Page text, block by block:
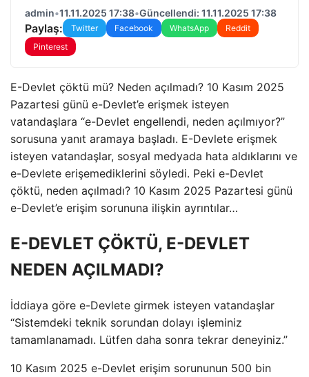
admin•11.11.2025 17:38•Güncellendi: 11.11.2025 17:38
Paylaş: Twitter Facebook WhatsApp
Reddit
Pinterest
E-Devlet çöktü mü? Neden açılmadı? 10 Kasım 2025
Pazartesi günü e-Devlet’e erişmek isteyen
vatandaşlara “e-Devlet engellendi, neden açılmıyor?”
sorusuna yanıt aramaya başladı. E-Devlete erişmek
isteyen vatandaşlar, sosyal medyada hata aldıklarını ve
e-Devlete erişemediklerini söyledi. Peki e-Devlet
çöktü, neden açılmadı? 10 Kasım 2025 Pazartesi günü
e-Devlet’e erişim sorununa ilişkin ayrıntılar…
E-DEVLET ÇÖKTÜ, E-DEVLET
NEDEN AÇILMADI?
İddiaya göre e-Devlete girmek isteyen vatandaşlar
“Sistemdeki teknik sorundan dolayı işleminiz
tamamlanamadı. Lütfen daha sonra tekrar deneyiniz.”
10 Kasım 2025 e-Devlet erişim sorununun 500 bin